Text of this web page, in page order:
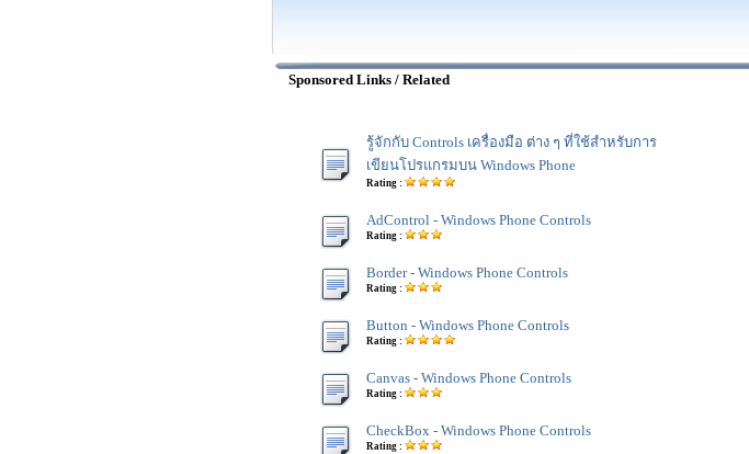
Sponsored Links / Related
รู้จักกับ Controls เครื่องมือ ต่าง ๆ ที่ใช้สำหรับการ
เขียนโปรแกรมบน Windows Phone
Rating :
AdControl - Windows Phone Controls
Rating :
Border - Windows Phone Controls
Rating :
Button - Windows Phone Controls
Rating :
Canvas - Windows Phone Controls
Rating :
CheckBox - Windows Phone Controls
Rating :